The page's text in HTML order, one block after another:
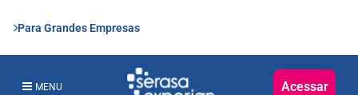
Para Grandes Empresas
MENU Acessar